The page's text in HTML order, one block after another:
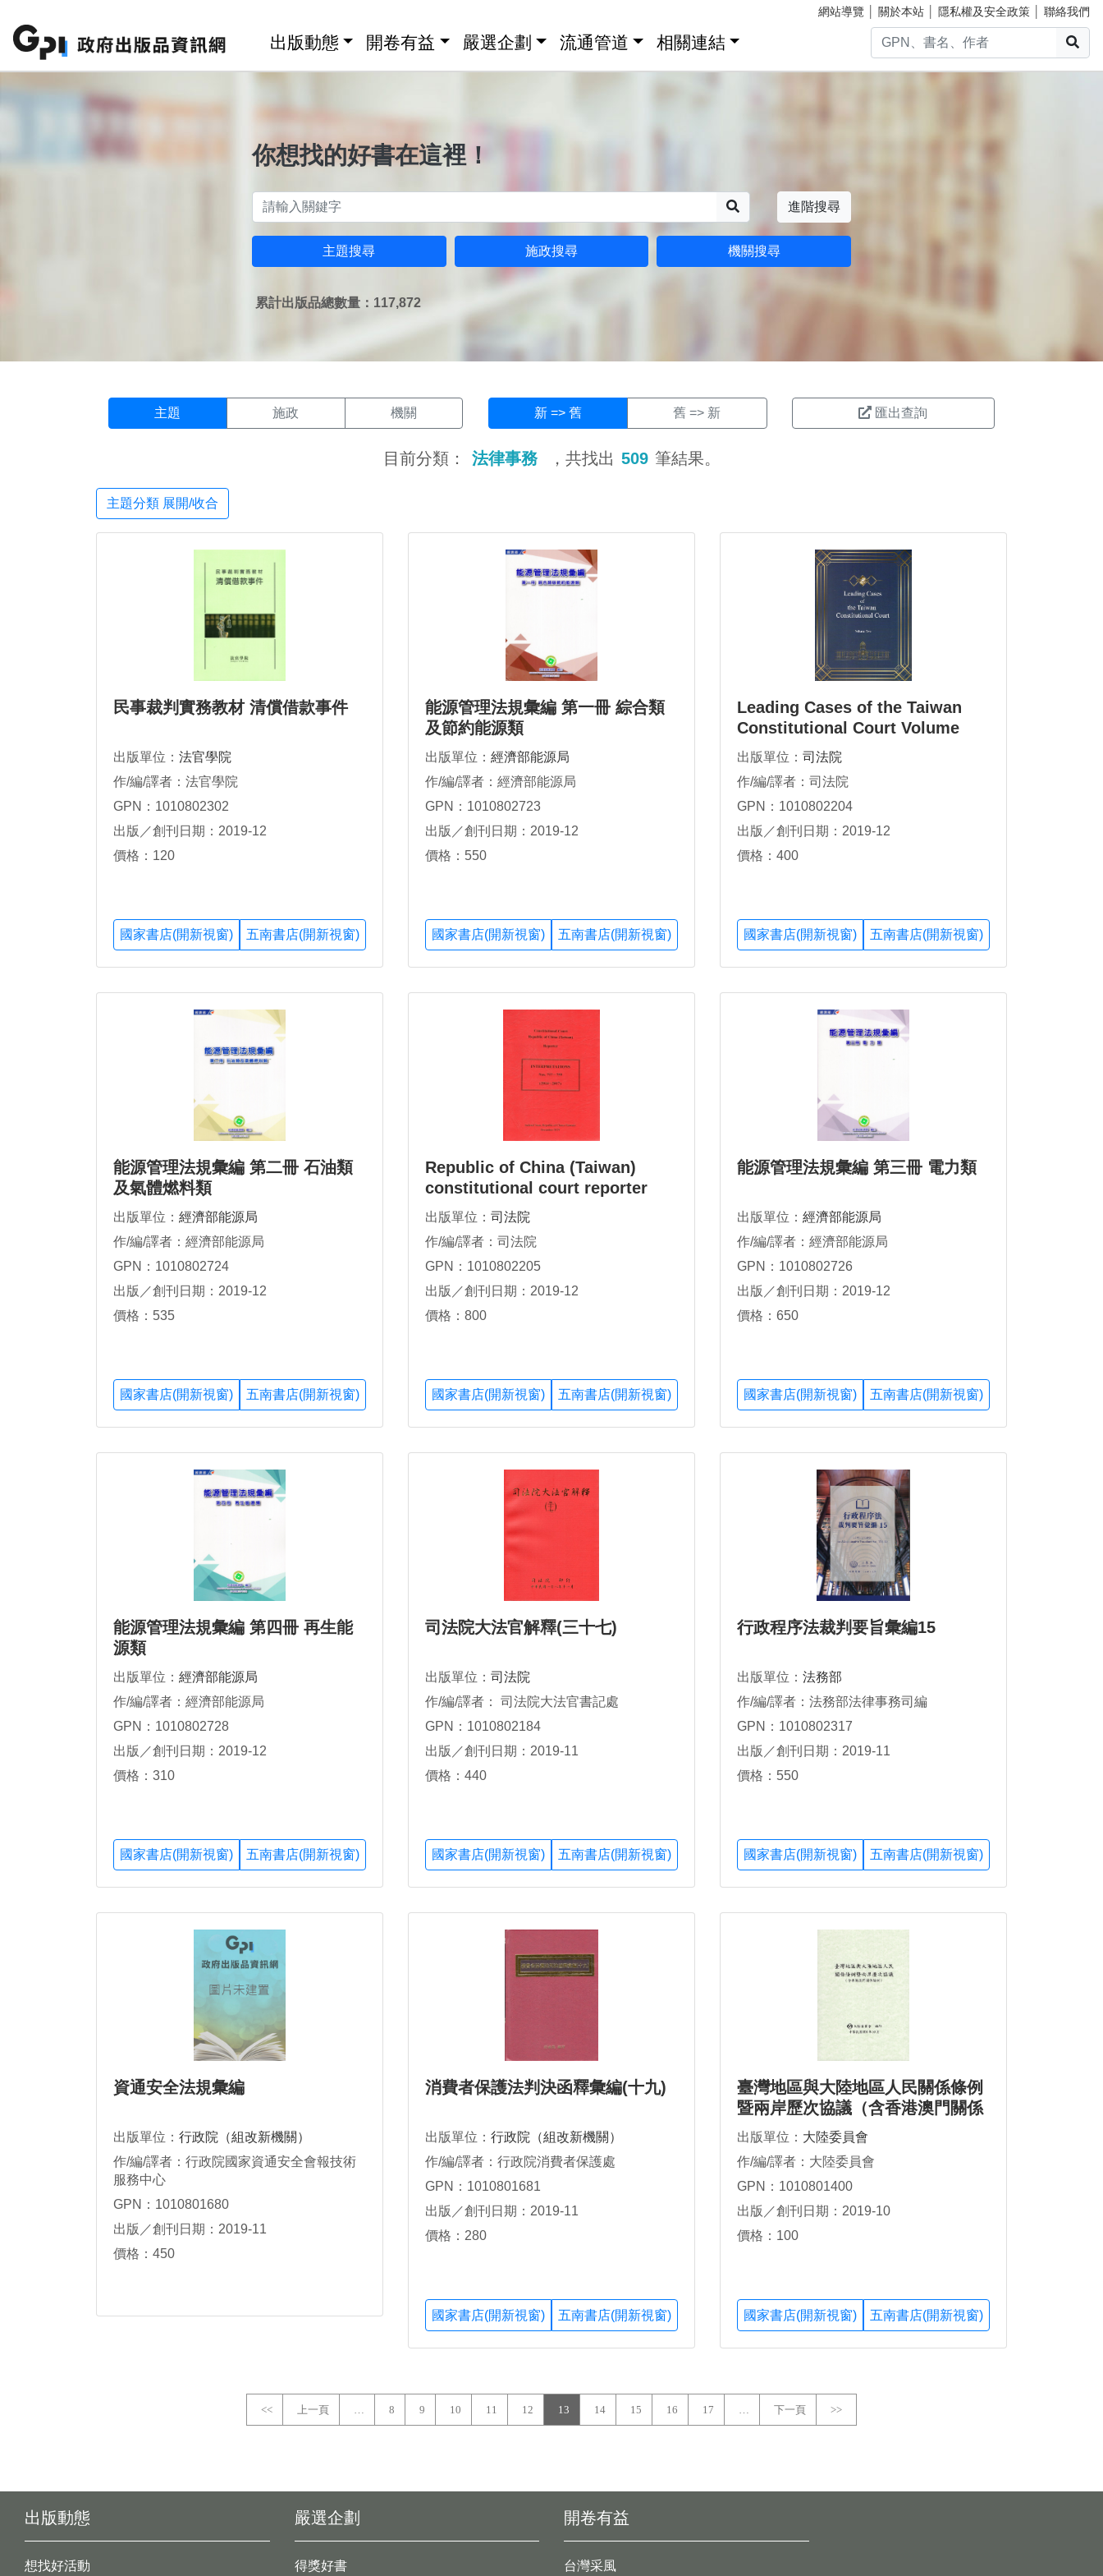
網站導覽 關於本站 隱私權及安全政策 聯絡我們
出版動態 開卷有益 嚴選企劃 流通管道 相關連結
你想找的好書在這裡！
進階搜尋
主題搜尋 施政搜尋 機關搜尋
累計出版品總數量：117,872
主題 施政 機關 新 => 舊 舊 => 新 匯出查詢
目前分類： 法律事務 ，共找出 509 筆結果。
主題分類 展開/收合
民事裁判實務教材 清償借款事件
出版單位： 法官學院
作/編/譯者：法官學院
GPN：1010802302
出版／創刊日期：2019-12
價格：120
國家書店(開新視窗) 五南書店(開新視窗)
能源管理法規彙編 第一冊 綜合類
及節約能源類
出版單位： 經濟部能源局
作/編/譯者：經濟部能源局
GPN：1010802723
出版／創刊日期：2019-12
價格：550
國家書店(開新視窗) 五南書店(開新視窗)
Leading Cases of the Taiwan
Constitutional Court Volume
Two
出版單位： 司法院
作/編/譯者：司法院
GPN：1010802204
出版／創刊日期：2019-12
價格：400
國家書店(開新視窗) 五南書店(開新視窗)
能源管理法規彙編 第二冊 石油類
及氣體燃料類
出版單位： 經濟部能源局
作/編/譯者：經濟部能源局
GPN：1010802724
出版／創刊日期：2019-12
價格：535
國家書店(開新視窗) 五南書店(開新視窗)
Republic of China (Taiwan)
constitutional court reporter
interpretations Nos.717-759
(2014-2017)
出版單位： 司法院
作/編/譯者：司法院
GPN：1010802205
出版／創刊日期：2019-12
價格：800
國家書店(開新視窗) 五南書店(開新視窗)
能源管理法規彙編 第三冊 電力類
出版單位： 經濟部能源局
作/編/譯者：經濟部能源局
GPN：1010802726
出版／創刊日期：2019-12
價格：650
國家書店(開新視窗) 五南書店(開新視窗)
能源管理法規彙編 第四冊 再生能
源類
出版單位： 經濟部能源局
作/編/譯者：經濟部能源局
GPN：1010802728
出版／創刊日期：2019-12
價格：310
國家書店(開新視窗) 五南書店(開新視窗)
司法院大法官解釋(三十七)
出版單位： 司法院
作/編/譯者： 司法院大法官書記處
GPN：1010802184
出版／創刊日期：2019-11
價格：440
國家書店(開新視窗) 五南書店(開新視窗)
行政程序法裁判要旨彙編15
出版單位： 法務部
作/編/譯者：法務部法律事務司編
GPN：1010802317
出版／創刊日期：2019-11
價格：550
國家書店(開新視窗) 五南書店(開新視窗)
資通安全法規彙編
出版單位： 行政院（組改新機關）
作/編/譯者：行政院國家資通安全會報技術
服務中心
GPN：1010801680
出版／創刊日期：2019-11
價格：450
消費者保護法判決函釋彙編(十九)
出版單位： 行政院（組改新機關）
作/編/譯者：行政院消費者保護處
GPN：1010801681
出版／創刊日期：2019-11
價格：280
國家書店(開新視窗) 五南書店(開新視窗)
臺灣地區與大陸地區人民關係條例
暨兩岸歷次協議（含香港澳門關係
條例）
出版單位： 大陸委員會
作/編/譯者：大陸委員會
GPN：1010801400
出版／創刊日期：2019-10
價格：100
國家書店(開新視窗) 五南書店(開新視窗)
<< 上一頁 8 9 10 11 12 13 14 15 16 17 下一頁 >>
出版動態
想找好活動
開卷有益
台灣采風
嚴選企劃
得獎好書